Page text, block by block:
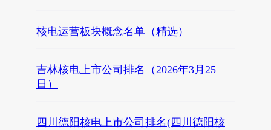
核电运营板块概念名单（精选）
吉林核电上市公司排名（2026年3月25
日）
四川德阳核电上市公司排名(四川德阳核